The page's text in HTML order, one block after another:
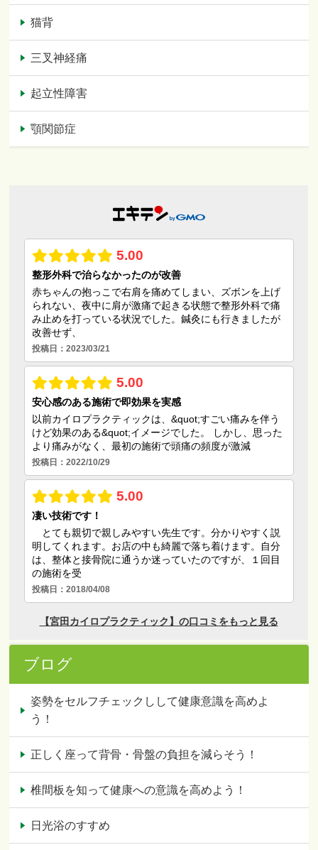
猫背
三叉神経痛
起立性障害
顎関節症
ブログ
姿勢をセルフチェックしして健康意識を高めよ
う！
正しく座って背骨・骨盤の負担を減らそう！
椎間板を知って健康への意識を高めよう！
日光浴のすすめ